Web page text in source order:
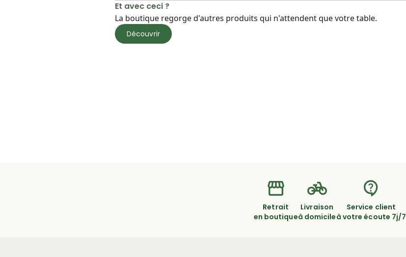
Et avec ceci ?
La boutique regorge d'autres produits qui n'attendent que votre table.
Découvrir
Retrait
en boutique
Livraison
à domicile
Service client
à votre écoute 7j/7